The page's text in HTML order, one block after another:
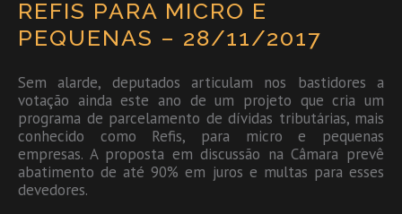
REFIS PARA MICRO E
PEQUENAS – 28/11/2017
Sem alarde, deputados articulam nos bastidores a
votação ainda este ano de um projeto que cria um
programa de parcelamento de dívidas tributárias, mais
conhecido como Refis, para micro e pequenas
empresas. A proposta em discussão na Câmara prevê
abatimento de até 90% em juros e multas para esses
devedores.